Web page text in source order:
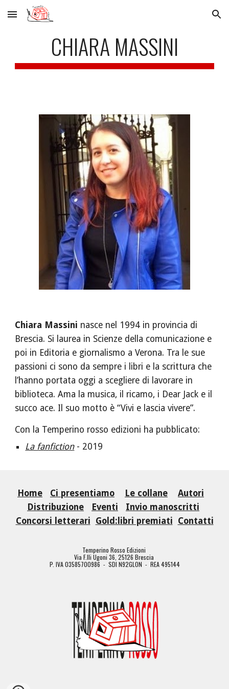
Skip to main content Skip to navigation
CHIARA MASSINI
Chiara Massini nasce nel 1994 in provincia di
Brescia. Si laurea in Scienze della comunicazione e
poi in Editoria e giornalismo a Verona. Tra le sue
passioni ci sono da sempre i libri e la scrittura che
l’hanno portata oggi a scegliere di lavorare in
biblioteca. Ama la musica, il ricamo, i Dear Jack e il
succo ace. Il suo motto è “Vivi e lascia vivere”.
Con la Temperino rosso edizioni ha pubblicato:
La fanfiction - 2019
Home Ci presentiamo Le collane
Autori
Distribuzione
Eventi
Invio manoscritti
Concorsi letterari Gold:libri premiati Contatti
Temperino Rosso Edizioni
Via F.lli Ugoni 36, 25126 Brescia
P. IVA 03585700986 - SDI N92GLON - REA 495144